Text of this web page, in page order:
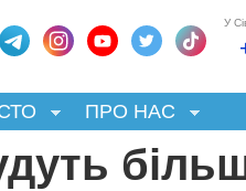
У
ПРО НАС